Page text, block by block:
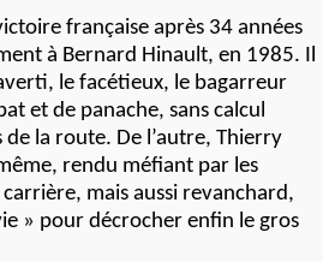
française après 34 années
à Bernard Hinault, en 1985. Il
le facétieux, le bagarreur
et de panache, sans calcul
la route. De l’autre, Thierry
rendu méfiant par les
mais aussi revanchard,
» pour décrocher enfin le gros